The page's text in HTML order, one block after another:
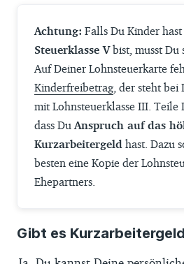
Achtung: Falls Du Kinder
Steuerklasse Vbist, musst Du
Auf Deiner Lohnsteuerkarte
Kinderfreibetrag, der steht bei
mit Lohnsteuerklasse III. Teile
dass Du Anspruch auf das
Kurzarbeitergeld hast. Dazu
besten eine Kopie der
Ehepartners.
Gibt es